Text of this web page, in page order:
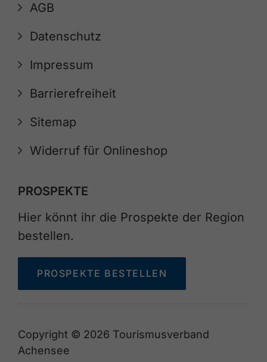
AGB
Datenschutz
Impressum
Barrierefreiheit
Sitemap
Widerruf für Onlineshop
PROSPEKTE
Hier könnt ihr die Prospekte der Region
bestellen.
PROSPEKTE BESTELLEN
Copyright © 2026 Tourismusverband
Achensee